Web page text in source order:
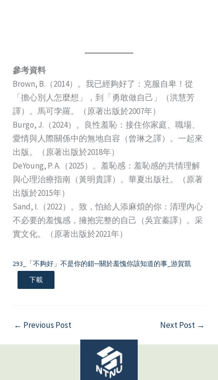
參考資料
Brown, B.（2014）。我已經夠好了：克服自卑！從
「擔心別人怎麼想」，到「勇敢做自己」（洪慧芳
譯）。馬可孛羅。（原著出版於2007年）
Burgo, J.（2024）。良性羞恥：接住你家庭、職場、
愛情與人際關係中的無地自容（曾琳之譯）。一起來
出版。（原著出版於2018年）
DeYoung, P. A.（2025）。羞恥感：羞恥感的共情理解
與心理治療指南（黃明貴譯）。華夏出版社。（原著
出版於2015年）
Sand, I.（2022）。致，怕給人添麻煩的你：清理內心
不必要的羞愧感，擁抱完整的自己（吳宜蓁譯）。采
實文化。（原著出版於2021年）
293_「不夠好」不是你的錯─關於羞愧你該知道的事_游賀凱
下載
← Previous Post Next Post →